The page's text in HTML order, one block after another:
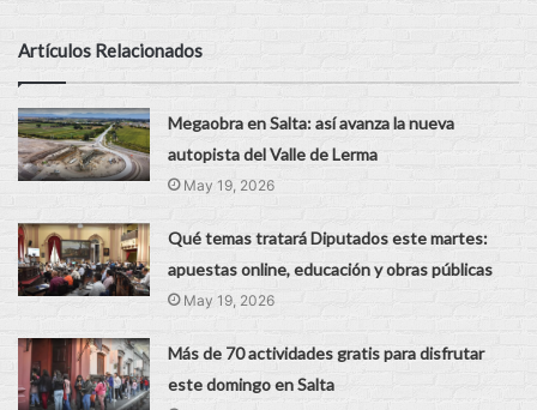
Artículos Relacionados
Megaobra en Salta: así avanza la nueva
autopista del Valle de Lerma
May 19, 2026
Qué temas tratará Diputados este martes:
apuestas online, educación y obras públicas
May 19, 2026
Más de 70 actividades gratis para disfrutar
este domingo en Salta